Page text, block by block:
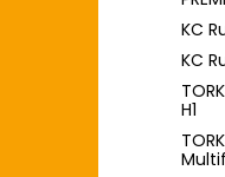
KC
KC
H1